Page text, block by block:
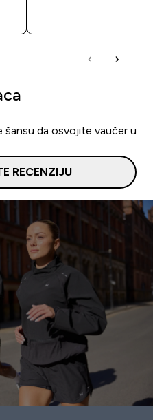
da osvojite vaučer u
RECENZIJU